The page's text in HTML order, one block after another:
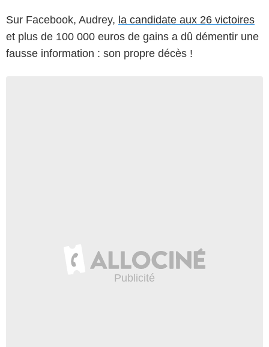
Sur Facebook, Audrey, la candidate aux 26 victoires
et plus de 100 000 euros de gains a dû démentir une
fausse information : son propre décès !